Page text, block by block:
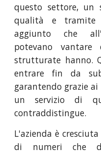
questo settore, un
qualità e tramite
aggiunto che
potevano
strutturate hanno.
entrare fin da
garantendo grazie
un servizio di
contraddistingue.
L'azienda è
di numeri che di